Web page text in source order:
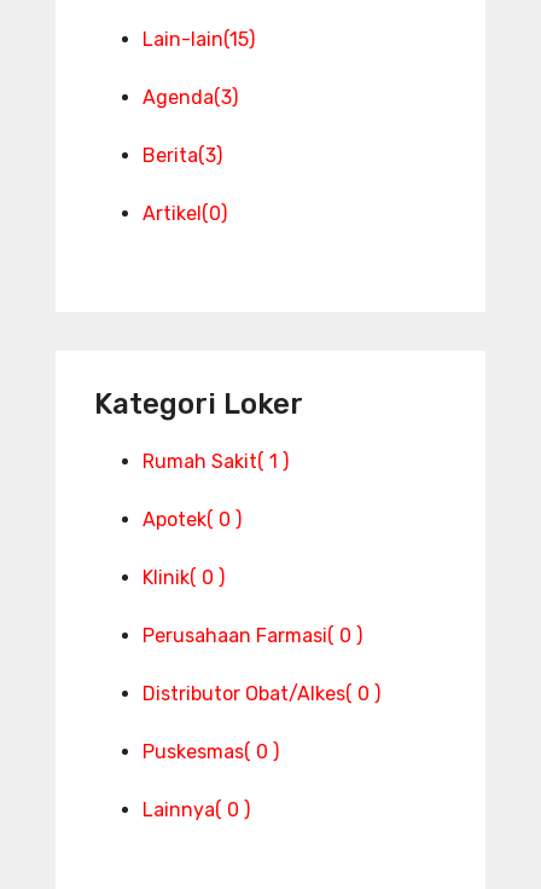
Lain-lain(15)
Agenda(3)
Berita(3)
Artikel(0)
Kategori Loker
Rumah Sakit( 1 )
Apotek( 0 )
Klinik( 0 )
Perusahaan Farmasi( 0 )
Distributor Obat/Alkes( 0 )
Puskesmas( 0 )
Lainnya( 0 )